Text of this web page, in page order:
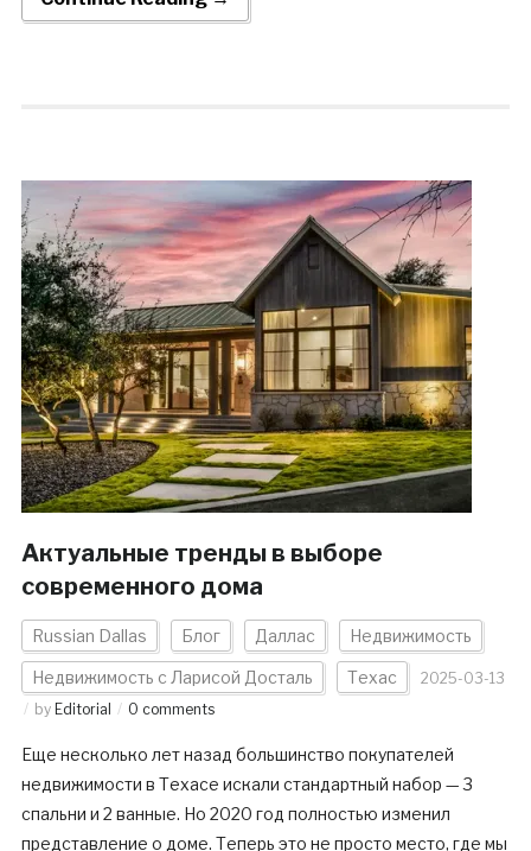
Актуальные тренды в выборе
современного дома
Russian Dallas Блог Даллас Недвижимость
Недвижимость с Ларисой Досталь Техас
2025-03-13
by Editorial 0 comments
Еще несколько лет назад большинство покупателей
недвижимости в Техасе искали стандартный набор — 3
спальни и 2 ванные. Но 2020 год полностью изменил
представление о доме. Теперь это не просто место, где мы